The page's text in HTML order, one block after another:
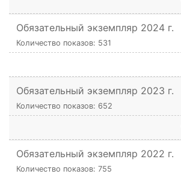
Обязательный экземпляр 2024 г.
Количество показов: 531
Обязательный экземпляр 2023 г.
Количество показов: 652
Обязательный экземпляр 2022 г.
Количество показов: 755